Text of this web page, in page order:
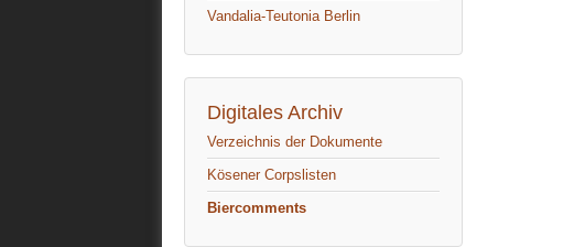
Vandalia-Teutonia Berlin
Digitales Archiv
Verzeichnis der Dokumente
Kösener Corpslisten
Biercomments